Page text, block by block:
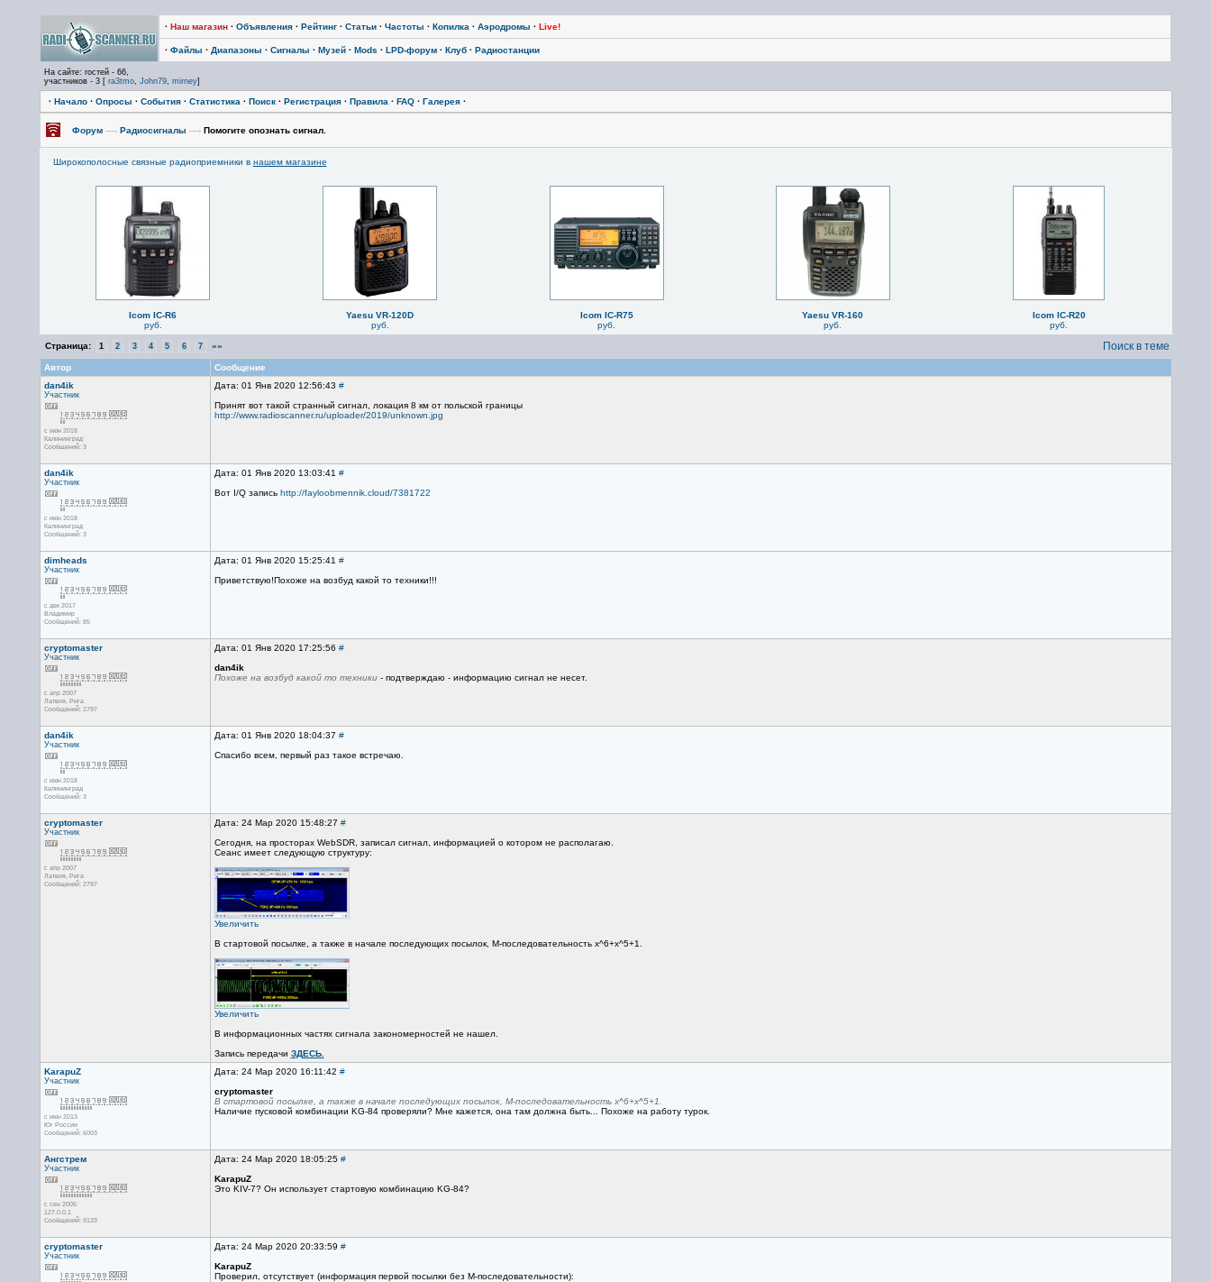
· Наш магазин· Объявления· Рейтинг· Статьи· Частоты · Копилка · Аэродромы · Live!
· Файлы · Диапазоны · Сигналы · Музей· Mods · LPD-форум· Клуб· Радиостанции
На сайте: гостей - 66,
участников - 3 [ ra3tmo, John79, mirney]
· Начало· Опросы · События· Статистика · Поиск· Регистрация· Правила · FAQ· Галерея·
Форум —› Радиосигналы —›Помогите опознать сигнал.
Широкополосные связные радиоприемники в нашем магазине
Icom IC-R6
руб.
Yaesu VR-120D
руб.
Icom IC-R75
руб.
Yaesu VR-160
руб.
Icom IC-R20
руб.
Страница: 1 2 3 4 5 6 7 »» Поиск в теме
Автор
Сообщение
dan4ik
Участник
с июн 2018
Калининград
Сообщений: 3
Дата: 01 Янв 2020 12:56:43 #
Принят вот такой странный сигнал, локация 8 км от польской границы
http://www.radioscanner.ru/uploader/2019/unknown.jpg
dan4ik
Участник
с июн 2018
Калининград
Сообщений: 3
Дата: 01 Янв 2020 13:03:41 #
Вот I/Q запись http://fayloobmennik.cloud/7381722
dimheads
Участник
с дек 2017
Владимир
Сообщений: 85
Дата: 01 Янв 2020 15:25:41 #
Приветствую!Похоже на возбуд какой то техники!!!
cryptomaster
Участник
с апр 2007
Латвия, Рига
Сообщений: 2797
Дата: 01 Янв 2020 17:25:56 #
dan4ik
Похоже на возбуд какой то техники- подтверждаю - информацию сигнал не несет.
dan4ik
Участник
с июн 2018
Калининград
Сообщений: 3
Дата: 01 Янв 2020 18:04:37 #
Спасибо всем, первый раз такое встречаю.
cryptomaster
Участник
с апр 2007
Латвия, Рига
Сообщений: 2797
Дата: 24 Мар 2020 15:48:27 #
Сегодня, на просторах WebSDR, записал сигнал, информацией о котором не располагаю.
Сеанс имеет следующую структуру:
Увеличить
В стартовой посылке, а также в начале последующих посылок, М-последовательность x^6+x^5+1.
Увеличить
В информационных частях сигнала закономерностей не нашел.
Запись передачи ЗДЕСЬ.
KarapuZ
Участник
с июн 2013
Юг России
Сообщений: 6003
Дата: 24 Мар 2020 16:11:42 #
cryptomaster
В стартовой посылке, а также в начале последующих посылок, М-последовательность x^6+x^5+1.
Наличие пусковой комбинации KG-84 проверяли? Мне кажется, она там должна быть... Похоже на работу турок.
Ангстрем
Участник
с сен 2005
127.0.0.1
Сообщений: 9133
Дата: 24 Мар 2020 18:05:25 #
KarapuZ
Это KIV-7? Он использует стартовую комбинацию KG-84?
cryptomaster
Участник
Дата: 24 Мар 2020 20:33:59 #
KarapuZ
Проверил, отсутствует (информация первой посылки без М-последовательности):